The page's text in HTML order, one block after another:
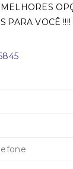
PARA VOCÊ !!!!